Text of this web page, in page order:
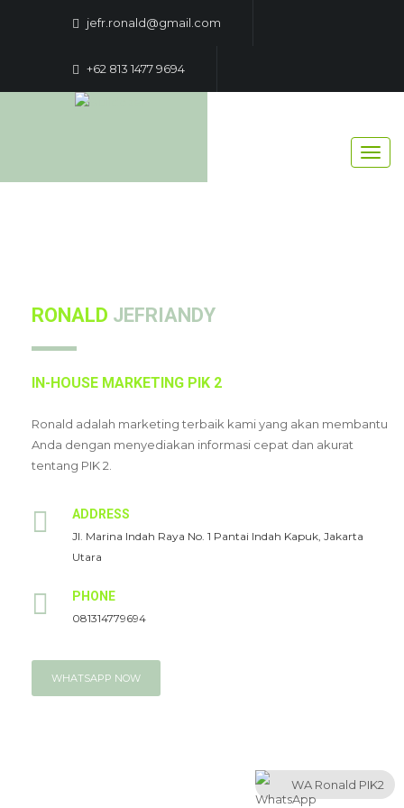
jefr.ronald@gmail.com
+62 813 1477 9694
RONALD JEFRIANDY
IN-HOUSE MARKETING PIK 2
Ronald adalah marketing terbaik kami yang akan membantu
Anda dengan menyediakan informasi cepat dan akurat
tentang PIK 2.
ADDRESS
Jl. Marina Indah Raya No. 1 Pantai Indah Kapuk, Jakarta
Utara
PHONE
081314779694
WHATSAPP NOW
WA Ronald PIK2